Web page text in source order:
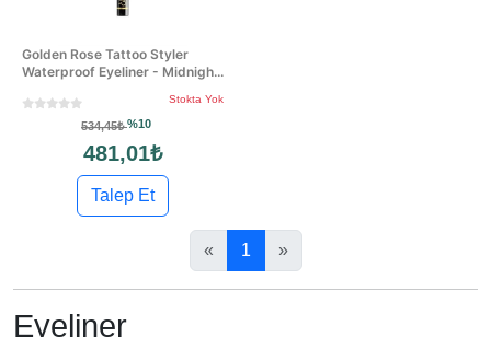
Golden Rose Tattoo Styler
Waterproof Eyeliner - Midnigh...
Stokta Yok
534,45₺%10
481,01₺
Talep Et
« 1 »
Eyeliner